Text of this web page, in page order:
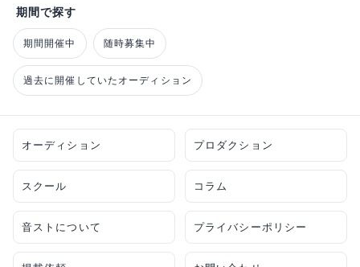
期間で探す
期間開催中 随時募集中
過去に開催していたオーディション
オーディション プロダクション
スクール コラム
音ストについて プライバシーポリシー